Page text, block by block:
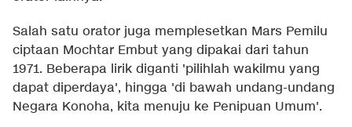
Salah satu orator juga memplesetkan Mars Pemilu
ciptaan Mochtar Embut yang dipakai dari tahun
1971. Beberapa lirik diganti 'pilihlah wakilmu yang
dapat diperdaya', hingga 'di bawah undang-undang
Negara Konoha, kita menuju ke Penipuan Umum'.